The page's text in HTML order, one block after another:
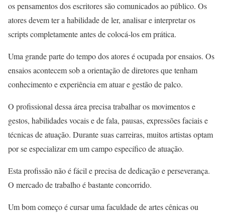
os pensamentos dos escritores são comunicados ao público. Os
atores devem ter a habilidade de ler, analisar e interpretar os
scripts completamente antes de colocá-los em prática.
Uma grande parte do tempo dos atores é ocupada por ensaios. Os
ensaios acontecem sob a orientação de diretores que tenham
conhecimento e experiência em atuar e gestão de palco.
O profissional dessa área precisa trabalhar os movimentos e
gestos, habilidades vocais e de fala, pausas, expressões faciais e
técnicas de atuação. Durante suas carreiras, muitos artistas optam
por se especializar em um campo específico de atuação.
Esta profissão não é fácil e precisa de dedicação e perseverança.
O mercado de trabalho é bastante concorrido.
Um bom começo é cursar uma faculdade de artes cênicas ou